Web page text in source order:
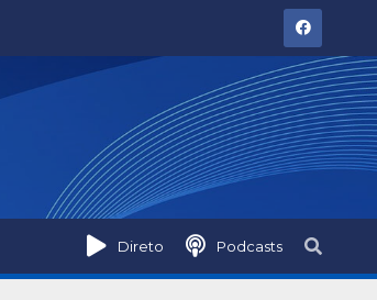
Direto Podcasts